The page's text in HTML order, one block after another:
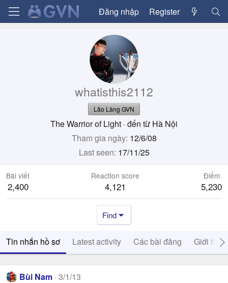
Đăng nhập Register
whatisthis2112
Lão Làng GVN
The Warrior of Light · đến từ Hà Nội
Tham gia ngày 12/6/08
Last seen 17/11/25
Bài viết
2,400
Reaction score
4,121
Điểm
5,230
Find
Tin nhắn hồ sơ Latest activity Các bài đăng Giới thiệu
Bùi Nam 3/1/13